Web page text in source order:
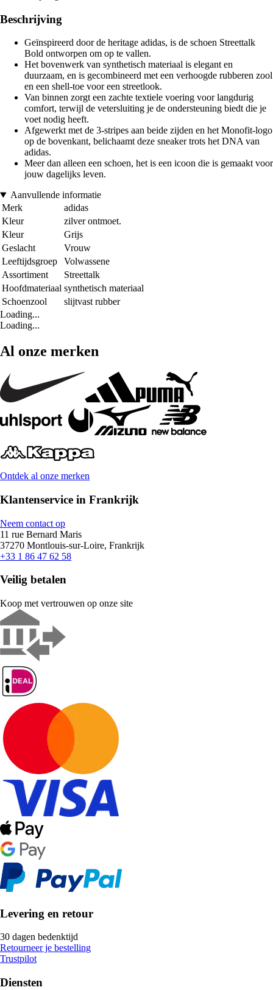
Beschrijving
Geïnspireerd door de heritage adidas, is de schoen Streettalk
Bold ontworpen om op te vallen.
Het bovenwerk van synthetisch materiaal is elegant en
duurzaam, en is gecombineerd met een verhoogde rubberen zool
en een shell-toe voor een streetlook.
Van binnen zorgt een zachte textiele voering voor langdurig
comfort, terwijl de vetersluiting je de ondersteuning biedt die je
voet nodig heeft.
Afgewerkt met de 3-stripes aan beide zijden en het Monofit-logo
op de bovenkant, belichaamt deze sneaker trots het DNA van
adidas.
Meer dan alleen een schoen, het is een icoon die is gemaakt voor
jouw dagelijks leven.
Aanvullende informatie
Merk
adidas
Kleur
zilver ontmoet.
Kleur
Grijs
Geslacht
Vrouw
Leeftijdsgroep
Volwassene
Assortiment
Streettalk
Hoofdmateriaal synthetisch materiaal
Schoenzool
slijtvast rubber
Loading...
Loading...
Al onze merken
Ontdek al onze merken
Klantenservice in Frankrijk
Neem contact op
11 rue Bernard Maris
37270 Montlouis-sur-Loire, Frankrijk
+33 1 86 47 62 58
Veilig betalen
Koop met vertrouwen op onze site
Levering en retour
30 dagen bedenktijd
Retourneer je bestelling
Trustpilot
Diensten